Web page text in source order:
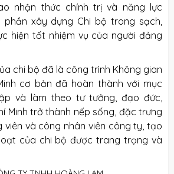
nhận thức chính trị và năng lực
phần xây dựng Chi bộ trong sạch,
hiện tốt nhiệm vụ của người đảng
chi bộ đã là công trình Không gian
cơ bản đã hoàn thành với mục
và làm theo tư tưởng, đạo đức,
Minh trở thành nếp sống, đặc trưng
viên và công nhân viên công ty, tạo
của chi bộ được trang trọng và